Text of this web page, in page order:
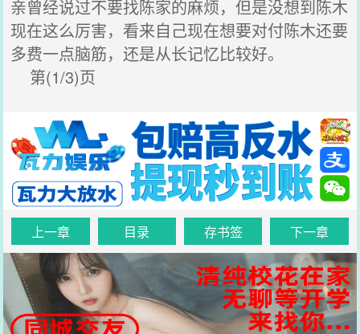
亲曾经说过不要找陈家的麻烦，但是没想到陈木
现在这么厉害，看来自己现在想要对付陈木还要
多费一点脑筋，还是从长记忆比较好。
第(1/3)页
上一章 目录 存书签 下一章